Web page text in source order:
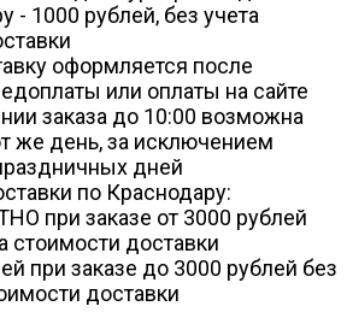
- 1000 рублей, без учета
оформляется после
или оплаты на сайте
заказа до 10:00 возможна
же день, за исключением
дней
по Краснодару:
при заказе от 3000 рублей
стоимости доставки
при заказе до 3000 рублей без
доставки